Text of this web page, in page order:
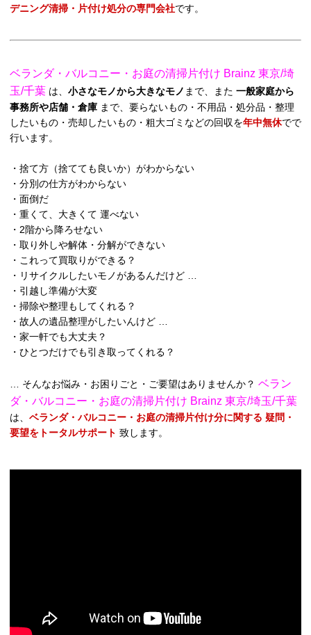
デニング清掃・片付け処分の専門会社です。
ベランダ・バルコニー・お庭の清掃片付け Brainz 東京/埼
玉/千葉 は、 小さなモノから大きなモノ まで、また 一般家庭から
事務所や店舗・倉庫 まで、要らないもの・不用品・処分品・整理
したいもの・売却したいもの・粗大ゴミなどの回収を年中無休でで
行います。
・捨て方（捨てても良いか）がわからない
・分別の仕方がわからない
・面倒だ
・重くて、大きくて 運べない
・2階から降ろせない
・取り外しや解体・分解ができない
・これって買取りができる？
・リサイクルしたいモノがあるんだけど …
・引越し準備が大変
・掃除や整理もしてくれる？
・故人の遺品整理がしたいんけど …
・家一軒でも大丈夫？
・ひとつだけでも引き取ってくれる？
… そんなお悩み・お困りごと・ご要望はありませんか？ ベラン
ダ・バルコニー・お庭の清掃片付け Brainz 東京/埼玉/千葉
は、 ベランダ・バルコニー・お庭の清掃片付け分に関する 疑問・
要望をトータルサポート 致します。